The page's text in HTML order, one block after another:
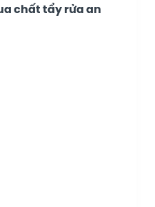
chất tẩy rửa an